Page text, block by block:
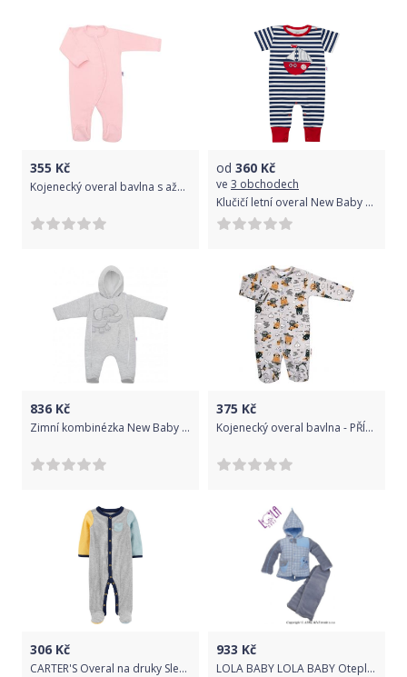
355 Kč
Kojenecký overal bavlna s ažurovým vzorem - SWEETIE růžový - vel.74
od 360 Kč
ve 3 obchodech
Klučičí letní overal New Baby Marine 80 (9-12m)
836 Kč
Zimní kombinézka New Baby Winter Elephant světle šedá, Šedá, 74 (6-9m)
375 Kč
Kojenecký overal bavlna - PŘÍŠERKY na šedém - vel.56
306 Kč
CARTER'S Overal na druky Sleep&Play Grey&Multicolor kluk 3m
933 Kč
LOLA BABY LOLA BABY Oteplený komplet - bundička a kalhoty DOGI